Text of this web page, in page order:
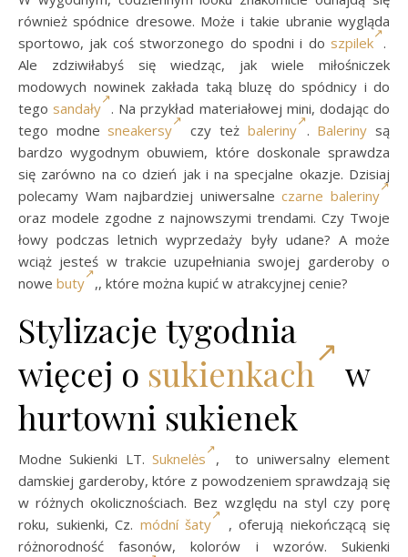
również spódnice dresowe. Może i takie ubranie wygląda
sportowo, jak coś stworzonego do spodni i do szpilek .
Ale zdziwiłabyś się wiedząc, jak wiele miłośniczek
modowych nowinek zakłada taką bluzę do spódnicy i do
tego sandały . Na przykład materiałowej mini, dodając do
tego modne sneakersy czy też baleriny . Baleriny są
bardzo wygodnym obuwiem, które doskonale sprawdza
się zarówno na co dzień jak i na specjalne okazje. Dzisiaj
polecamy Wam najbardziej uniwersalneczarne baleriny
oraz modele zgodne z najnowszymi trendami. Czy Twoje
łowy podczas letnich wyprzedaży były udane? A może
wciąż jesteś w trakcie uzupełniania swojej garderoby o
nowe buty ,, które można kupić w atrakcyjnej cenie?
Stylizacje tygodnia
więcej o sukienkach
w
hurtowni sukienek
Modne Sukienki LT.Suknelės
, to uniwersalny element
damskiej garderoby, które z powodzeniem sprawdzają się
w różnych okolicznościach. Bez względu na styl czy porę
roku, sukienki, Cz. módní šaty
, oferują niekończącą się
różnorodność fasonów, kolorów i wzorów. Sukienki